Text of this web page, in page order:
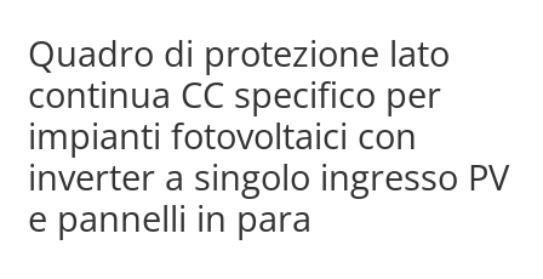
Quadro di protezione lato
continua CC specifico per
impianti fotovoltaici con
inverter a singolo ingresso PV
e pannelli in para